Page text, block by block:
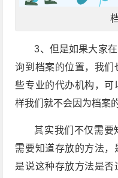
3、但是如果大家
询到档案的位置，我
些专业的代办机构，
样我们就不会因为档案
其实我们不仅需要
需要知道存放的方法
是说这种存放方法是